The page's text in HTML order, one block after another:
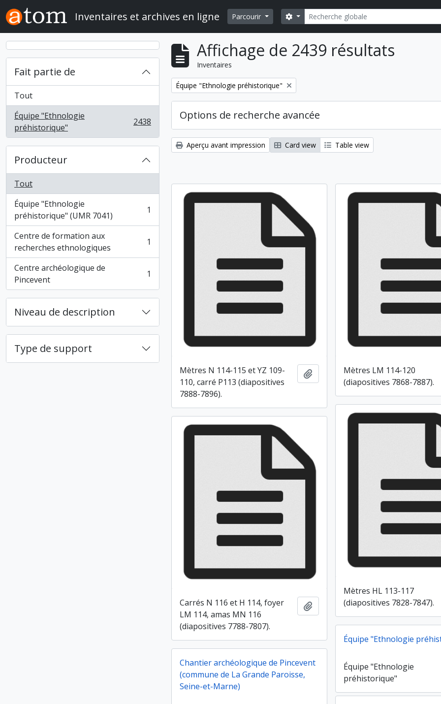
Skip to main content
Inventaires et archives en ligne Parcourir Rechercher
Search options
Fait partie de
Tout
Équipe "Ethnologie
préhistorique"
, 2438 résultats 2438
Producteur
Tout
Équipe "Ethnologie
préhistorique" (UMR 7041)
, 1 résultats 1
Centre de formation aux
recherches ethnologiques
, 1 résultats 1
Centre archéologique de
Pincevent
, 1 résultats 1
Niveau de description
Type de support
Affichage de 2439 résultats
Inventaires
Remove filter:
Équipe "Ethnologie préhistorique"
Options de recherche avancée
Aperçu avant impression Card view Table view
Mètres N 114-115 et YZ 109-
110, carré P113 (diapositives
7888-7896).
Ajouter au presse-papier
Mètres LM 114-120
(diapositives 7868-7887).
Mètres HL 113-117
(diapositives 7828-7847).
Carrés N 116 et H 114, foyer
LM 114, amas MN 116
(diapositives 7788-7807).
Ajouter au presse-papier
Équipe "Ethnologie
Équipe "Ethnologie
préhistorique"
Chantier archéologique de Pincevent
(commune de La Grande Paroisse,
Seine-et-Marne)